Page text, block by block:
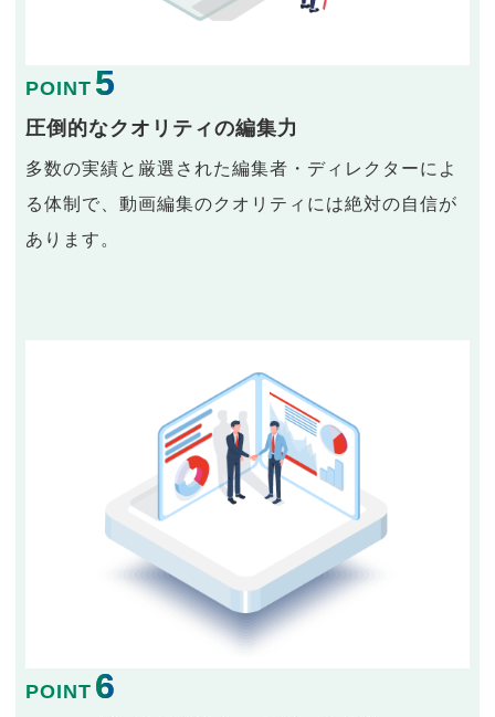
POINT 5
圧倒的なクオリティの編集力
多数の実績と厳選された編集者・ディレクターによ
る体制で、動画編集のクオリティには絶対の自信が
あります。
POINT 6